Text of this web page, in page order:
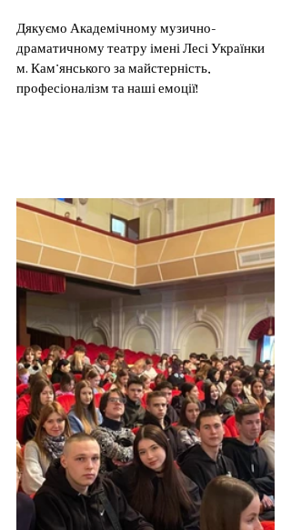
Дякуємо Академічному музично-
драматичному театру імені Лесі Українки
м. Кам’янського за майстерність,
професіоналізм та наші емоції!